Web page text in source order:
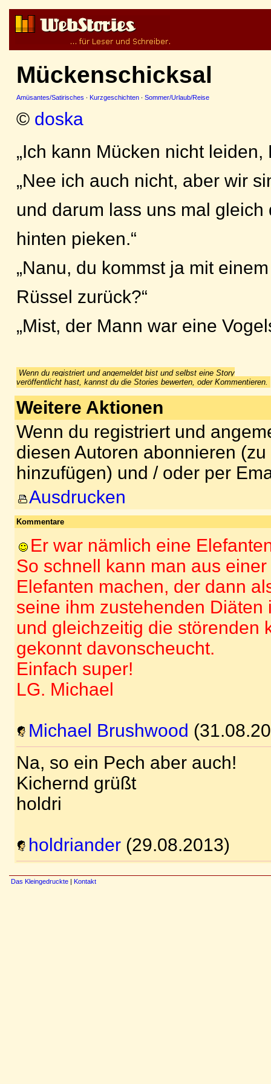
Mückenschicksal
Amüsantes/Satirisches · Kurzgeschichten · Sommer/Urlaub/Reise
© doska
„Ich kann Mücken nicht leiden,
„Nee ich auch nicht, aber wir
und darum lass uns mal gleich
hinten pieken.“
„Nanu, du kommst ja mit
Rüssel zurück?“
„Mist, der Mann war eine
Wenn du registriert und angemeldet bist und selbst eine Story
veröffentlicht hast, kannst du die Stories bewerten, oder Kommentieren.
Weitere Aktionen
Wenn du registriert und
diesen Autoren abonnieren
hinzufügen) und / oder per
Ausdrucken
Kommentare
Er war nämlich eine
So schnell kann man aus
Elefanten machen, der dann
seine ihm zustehenden Diäten
und gleichzeitig die störenden
gekonnt davonscheucht.
Einfach super!
LG. Michael
Michael Brushwood
Na, so ein Pech aber auch!
Kichernd grüßt
holdri
holdriander (29.08.2013)
Das Kleingedruckte | Kontakt